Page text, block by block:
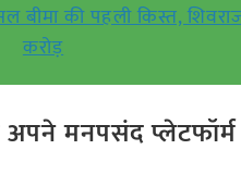
की पहली किस्त,
करोड़
मनपसंद